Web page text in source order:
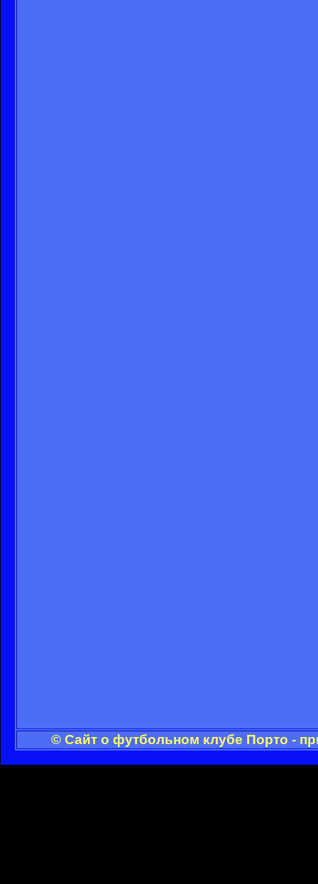
© Сайт о футбольном клубе Порто -